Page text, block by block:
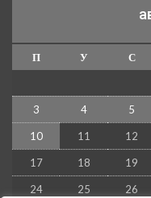
П У С
3 4 5
10 11 12
17 18 19
24 25 26